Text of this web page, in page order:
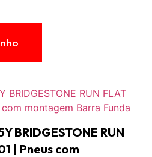
BRIDGESTONE RUN
| Pneus com